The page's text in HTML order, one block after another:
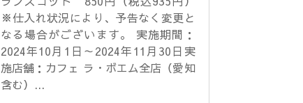
※仕入れ状況により、予告なく変更と
なる場合がございます。 実施期間：
2024年10月1日～2024年11月30日実
施店舗：カフェ ラ・ボエム全店（愛知
含む）...